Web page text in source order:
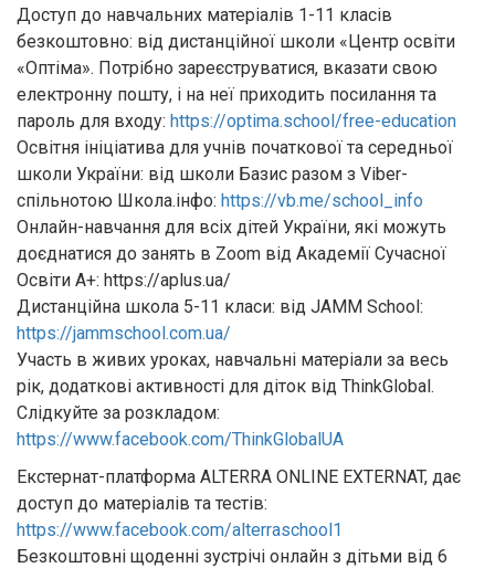
Доступ до навчальних матеріалів 1-11 класів
безкоштовно: від дистанційної школи «Центр освіти
«Оптіма». Потрібно зареєструватися, вказати свою
електронну пошту, і на неї приходить посилання та
пароль для входу: https://optima.school/free-education
Освітня ініціатива для учнів початкової та середньої
школи України: від школи Базис разом з Viber-
спільнотою Школа.інфо: https://vb.me/school_info
Онлайн-навчання для всіх дітей України, які можуть
доєднатися до занять в Zооm від Академії Сучасної
Освіти А+: https://aplus.ua/
Дистанційна школа 5-11 класи: від JAMM School:
https://jammschool.com.ua/
Участь в живих уроках, навчальні матеріали за весь
рік, додаткові активності для діток від ThinkGlobal.
Слідкуйте за розкладом:
https://www.facebook.com/ThinkGlobalUA
Екстернат-платформа ALTERRA ONLINE EXTERNAT, дає
доступ до матеріалів та тестів:
https://www.facebook.com/alterraschool1
Безкоштовні щоденні зустрічі онлайн з дітьми від 6